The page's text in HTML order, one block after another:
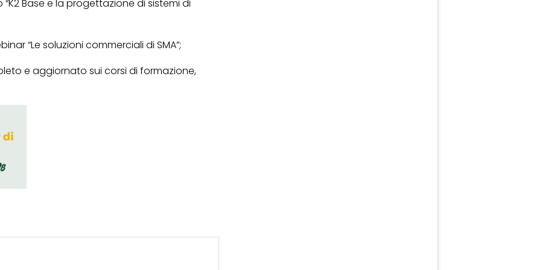
“K2 Base e la progettazione di sistemi di
“Le soluzioni commerciali di SMA”;
e aggiornato sui corsi di formazione,